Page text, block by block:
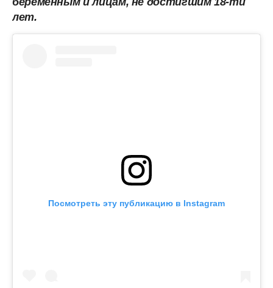
лет.
Посмотреть эту публикацию в Instagram